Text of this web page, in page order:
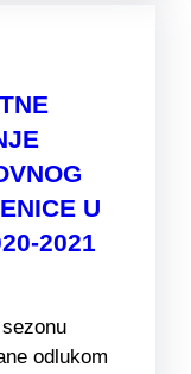
U
2021
odlukom